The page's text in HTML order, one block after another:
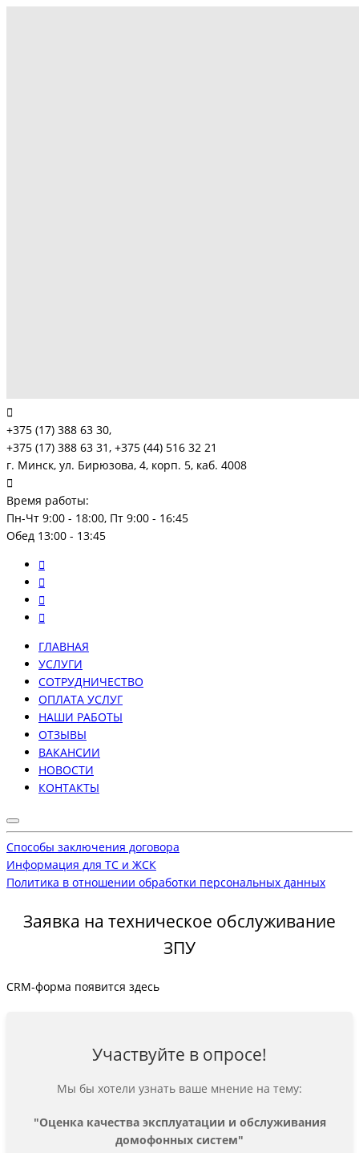
+375 (17) 388 63 30,
+375 (17) 388 63 31, +375 (44) 516 32 21
г. Минск, ул. Бирюзова, 4, корп. 5, каб. 4008
Время работы:
Пн-Чт 9:00 - 18:00, Пт 9:00 - 16:45
Обед 13:00 - 13:45
ГЛАВНАЯ
УСЛУГИ
СОТРУДНИЧЕСТВО
ОПЛАТА УСЛУГ
НАШИ РАБОТЫ
ОТЗЫВЫ
ВАКАНСИИ
НОВОСТИ
КОНТАКТЫ
Способы заключения договора
Информация для ТС и ЖСК
Политика в отношении обработки персональных данных
Заявка на техническое обслуживание
ЗПУ
CRM-форма появится здесь
Участвуйте в опросе!
Мы бы хотели узнать ваше мнение на тему:
"Оценка качества эксплуатации и обслуживания
домофонных систем"